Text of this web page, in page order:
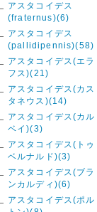
アスタコイデス
(fraternus)(6)
アスタコイデス
(pallidipennis)(58)
アスタコイデス(エラ
フス)(21)
アスタコイデス(カス
タネウス)(14)
アスタコイデス(カル
ベイ)(3)
アスタコイデス(トゥ
ベルナルド)(3)
アスタコイデス(ブラ
ンカルディ)(6)
アスタコイデス(ポル